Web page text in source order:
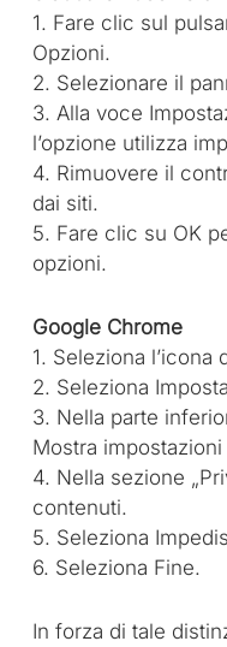
1. Fare clic sul
Opzioni.
2. Selezionare il
3. Alla voce
l’opzione utilizza
4. Rimuovere il
dai siti.
5. Fare clic su OK
opzioni.
Google Chrome
1. Seleziona l’icona
2. Seleziona
3. Nella parte
Mostra impostazioni
4. Nella sezione
contenuti.
5. Seleziona
6. Seleziona Fine.
In forza di tale